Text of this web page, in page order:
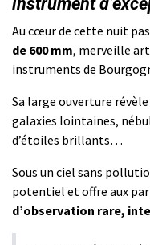
Au cœur de cette nuit
de 600 mm, merveille
instruments de
Sa large ouverture
galaxies lointaines,
d’étoiles brillants…
Sous un ciel sans
potentiel et offre aux
d’observation rare,